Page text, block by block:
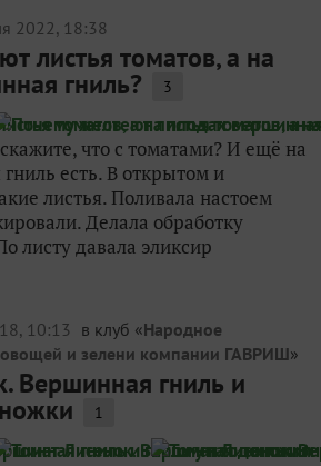
2022, 18:38
листья томатов, а на
гниль? 3
что с томатами? И ещё на
есть. В открытом и
листья. Поливала настоем
Делала обработку
листу давала эликсир
10:13 в клуб «Народное
овощей и зелени компании ГАВРИШ»
Вершинная гниль и
1